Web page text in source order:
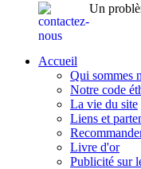
Un
Accueil
Qui sommes
Notre code
La vie du site
Liens et
Livre d'or
Publicité sur